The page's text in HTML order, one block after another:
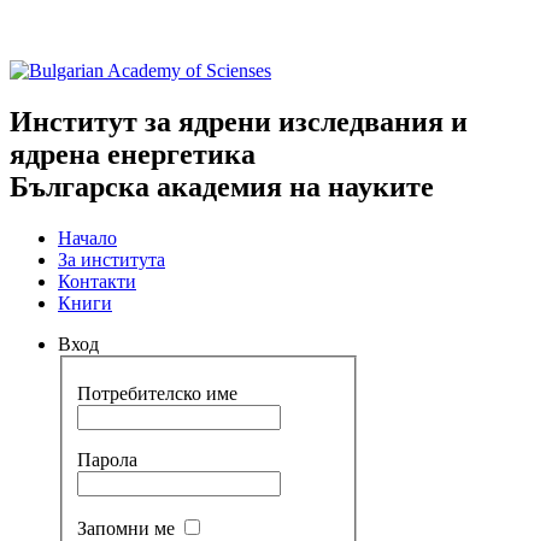
Институт за ядрени изследвания и
ядрена енергетика
Българска академия на науките
Начало
За института
Контакти
Книги
Вход
Потребителско име
Парола
Запомни ме